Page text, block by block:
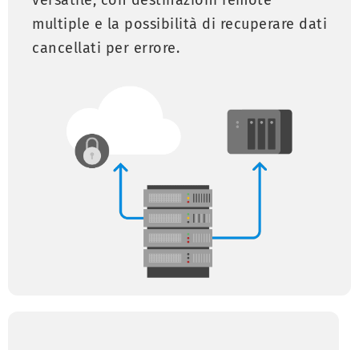
multiple e la possibilità di recuperare dati
cancellati per errore.